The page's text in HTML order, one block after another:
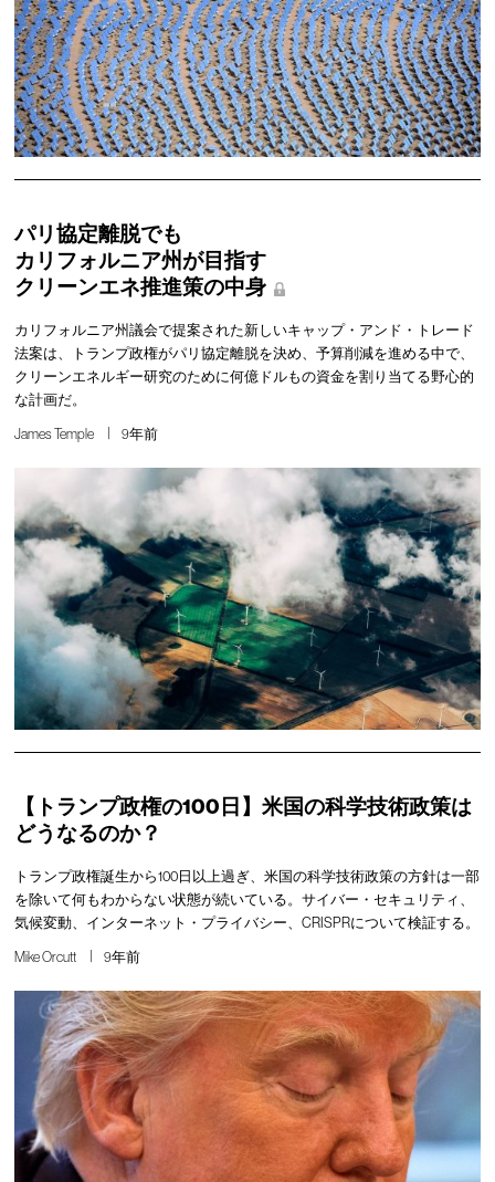
パリ協定離脱でも
カリフォルニア州が目指す
クリーンエネ推進策の中身
カリフォルニア州議会で提案された新しいキャップ・アンド・トレード
法案は、トランプ政権がパリ協定離脱を決め、予算削減を進める中で、
クリーンエネルギー研究のために何億ドルもの資金を割り当てる野心的
な計画だ。
James Temple 9年前
【トランプ政権の100日】米国の科学技術政策は
どうなるのか？
トランプ政権誕生から100日以上過ぎ、米国の科学技術政策の方針は一部
を除いて何もわからない状態が続いている。サイバー・セキュリティ、
気候変動、インターネット・プライバシー、CRISPRについて検証する。
Mike Orcutt 9年前